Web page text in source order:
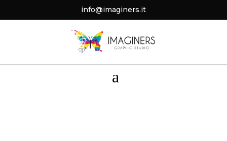
info@imaginers.it
a